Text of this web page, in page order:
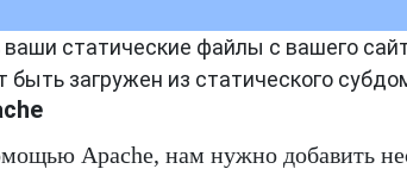
статические файлы с вашего
загружен из статического
Apache, нам нужно добавить